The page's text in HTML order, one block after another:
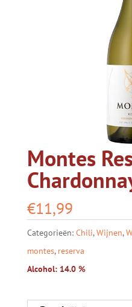
Montes
€11,99
Categorieën: Chili,Wijnen,
montes, reserva
Alcohol: 14.0 %